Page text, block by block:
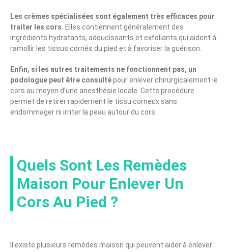
Les crèmes spécialisées sont également très efficaces pour
traiter les cors. Elles contiennent généralement des
ingrédients hydratants, adoucissants et exfoliants qui aident à
ramollir les tissus cornés du pied et à favoriser la guérison.
Enfin, si les autres traitements ne fonctionnent pas, un
podologue peut être consultépour enlever chirurgicalement le
cors au moyen d’une anesthésie locale. Cette procédure
permet de retirer rapidement le tissu corneux sans
endommager ni irriter la peau autour du cors.
Quels Sont Les Remèdes
Maison Pour Enlever Un
Cors Au Pied ?
Il existe plusieurs remèdes maison qui peuvent aider à enlever